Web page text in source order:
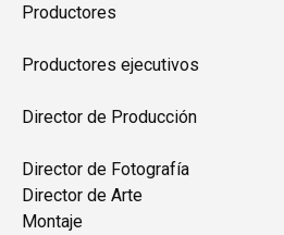
Productores
Productores ejecutivos
Director de Producción
Director de Fotografía
Director de Arte
Montaje